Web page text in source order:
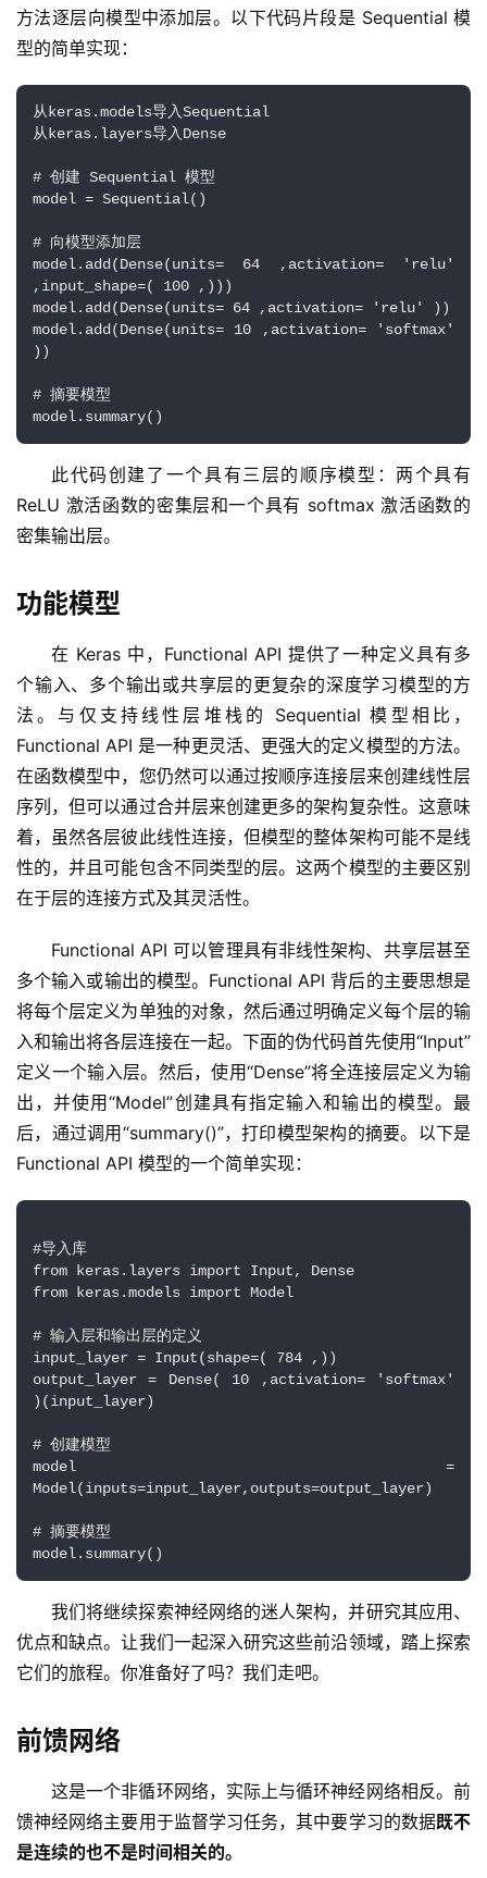
方法逐层向模型中添加层。以下代码片段是 Sequential 模
型的简单实现：
从keras.models导入Sequential
从keras.layers导入Dense
# 创建 Sequential 模型
model = Sequential()
# 向模型添加层
model.add(Dense(units= 64 ,activation= 'relu'
,input_shape=( 100 ,)))
model.add(Dense(units= 10 ,activation= 'softmax'
))
# 摘要模型
model.summary()
此代码创建了一个具有三层的顺序模型：两个具有
ReLU 激活函数的密集层和一个具有 softmax 激活函数的
密集输出层。
功能模型
在 Keras 中，Functional API 提供了一种定义具有多
个输入、多个输出或共享层的更复杂的深度学习模型的方
法。与仅支持线性层堆栈的 Sequential 模型相比，
Functional API 是一种更灵活、更强大的定义模型的方法。
在函数模型中，您仍然可以通过按顺序连接层来创建线性层
序列，但可以通过合并层来创建更多的架构复杂性。这意味
着，虽然各层彼此线性连接，但模型的整体架构可能不是线
性的，并且可能包含不同类型的层。这两个模型的主要区别
在于层的连接方式及其灵活性。
Functional API 可以管理具有非线性架构、共享层甚至
多个输入或输出的模型。Functional API 背后的主要思想是
将每个层定义为单独的对象，然后通过明确定义每个层的输
入和输出将各层连接在一起。下面的伪代码首先使用“Input”
定义一个输入层。然后，使用“Dense”将全连接层定义为输
出，并使用“Model”创建具有指定输入和输出的模型。最
后，通过调用“summary()”，打印模型架构的摘要。以下是
Functional API 模型的一个简单实现：
#导入库
from keras.layers import Input, Dense
from keras.models import Model
# 输入层和输出层的定义
input_layer = Input(shape=( 784 ,))
output_layer = Dense( 10 ,activation= 'softmax'
)(input_layer)
# 创建模型
model =
Model(inputs=input_layer,outputs=output_layer)
# 摘要模型
model.summary()
我们将继续探索神经网络的迷人架构，并研究其应用、
优点和缺点。让我们一起深入研究这些前沿领域，踏上探索
它们的旅程。你准备好了吗？我们走吧。
前馈网络
这是一个非循环网络，实际上与循环神经网络相反。前
馈神经网络主要用于监督学习任务，其中要学习的数据既不
是连续的也不是时间相关的。